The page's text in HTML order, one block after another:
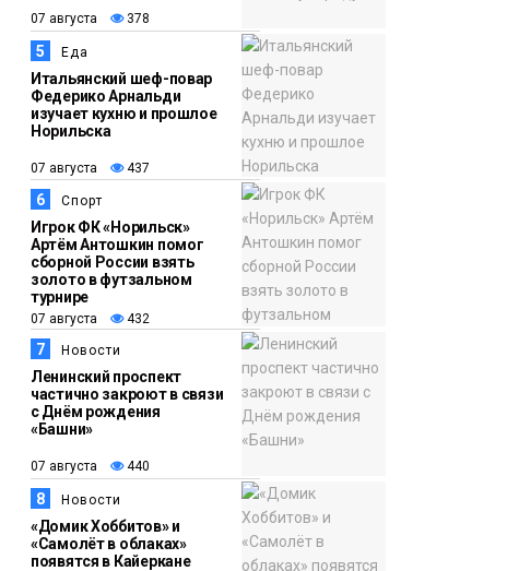
07 августа 378
5 Еда
Итальянский шеф-повар
Федерико Арнальди
изучает кухню и прошлое
Норильска
07 августа 437
6 Спорт
Игрок ФК «Норильск»
Артём Антошкин помог
сборной России взять
золото в футзальном
турнире
07 августа 432
7 Новости
Ленинский проспект
частично закроют в связи
с Днём рождения
«Башни»
07 августа 440
8 Новости
«Домик Хоббитов» и
«Самолёт в облаках»
появятся в Кайеркане